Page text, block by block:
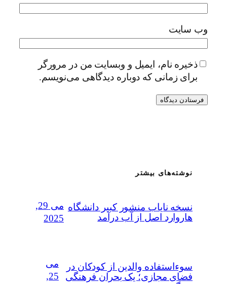
وب‌ سایت
ذخیره نام، ایمیل و وبسایت من در مرورگر
برای زمانی که دوباره دیدگاهی می‌نویسم.
نوشته‌های بیشتر
نسخه نایاب منشور کبیر دانشگاه
هاروارد اصل از آب درآمد
می 29,
2025
سوءاستفاده‌ والدین از کودکان در
فضای مجازی؛ یک بحران فرهنگی
می
25,